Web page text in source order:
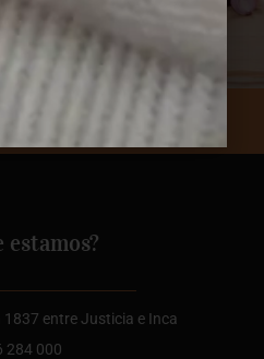
estamos?
entre Justicia e Inca
284 000